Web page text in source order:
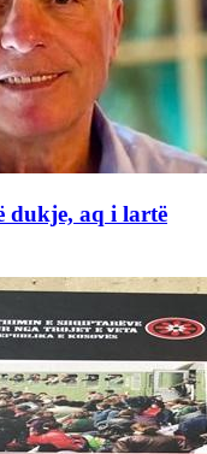
dukje, aq i lartë